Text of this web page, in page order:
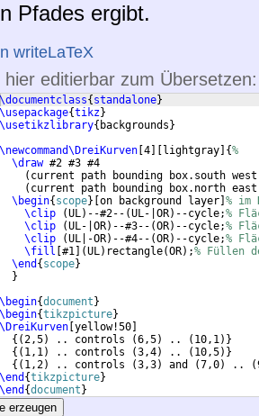
Pfades ergibt.
writeLaTeX
hier editierbar zum Übersetzen:
\documentclass{ standalone}
\usepackage{tikz}
\usetikzlibrary{ backgrounds }
\newcommand\DreiKurven 4 lightgray {%
\draw #2 #3 #4
( current path bounding box.south west
( current path bounding box.north east
\begin{ scope} on background layer % im
\clip
(UL) --#2-- (UL-|OR) --cycle;%
\clip
(UL-|OR) --#3-- (OR) --cycle;%
\clip
(UL|-OR) --#4-- (OR) --cycle;%
\fill #1 (UL) rectangle(OR) ;% Füllen
\end { scope}
}
\begin{document }
\begin{tikzpicture}
\DreiKurven yellow!50
{(2,5) .. controls (6,5) .. ( 10,1)}
{( 1,1) .. controls (3,4) .. ( 10,5)}
{( 1,2) .. controls (3,3) and (7,0) .. (
\end {tikzpicture}
\end {document }
erzeugen